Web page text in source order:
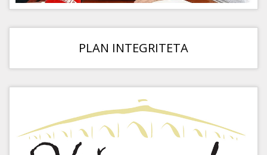
PLAN INTEGRITETA